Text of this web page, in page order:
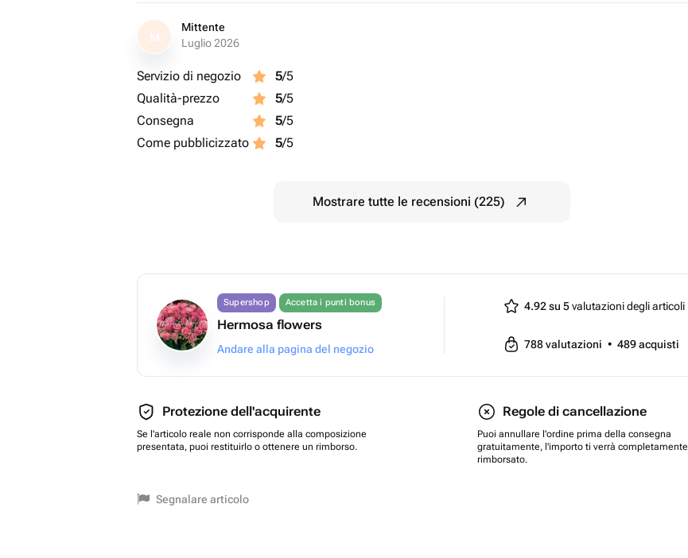
M
Mittente
Luglio 2026
Servizio di negozio 5/5
Qualità-prezzo
5/5
Consegna
5/5
Come pubblicizzato
5/5
Mostrare tutte le recensioni (225)
Supershop Accetta i punti bonus
Hermosa flowers
Andare alla pagina del negozio
4.92 su 5valutazioni degli articoli
788valutazioni • 489acquisti
Protezione dell'acquirente
Se l'articolo reale non corrisponde alla composizione
presentata, puoi restituirlo o ottenere un rimborso.
Regole di cancellazione
Puoi annullare l'ordine prima della consegna
gratuitamente, l'importo ti verrà completamente
rimborsato.
Segnalare articolo